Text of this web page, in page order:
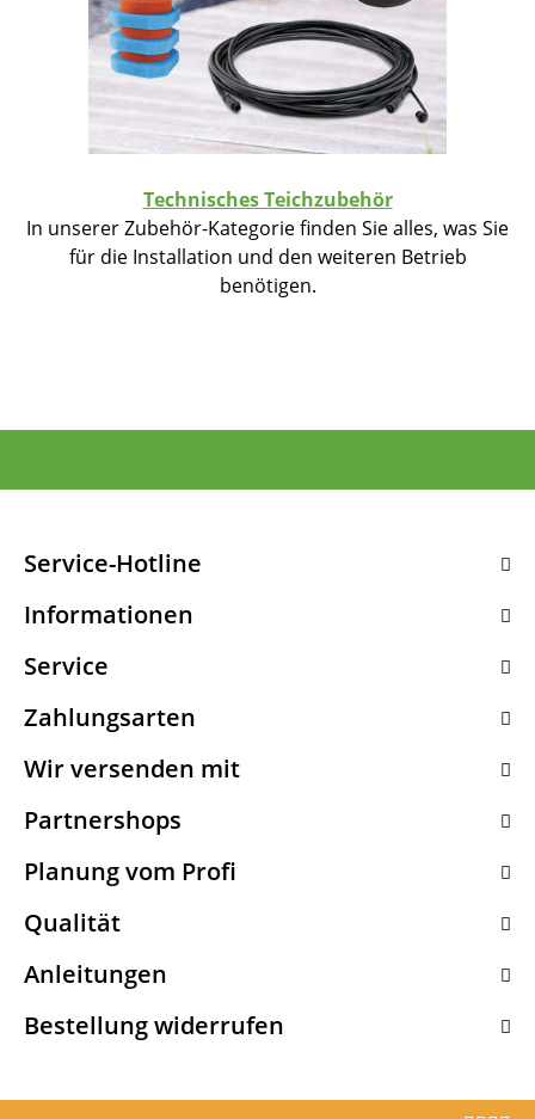
Technisches Teichzubehör
In unserer Zubehör-Kategorie finden Sie alles, was Sie
für die Installation und den weiteren Betrieb
benötigen.
Service-Hotline
Informationen
Service
Zahlungsarten
Wir versenden mit
Partnershops
Planung vom Profi
Qualität
Anleitungen
Bestellung widerrufen